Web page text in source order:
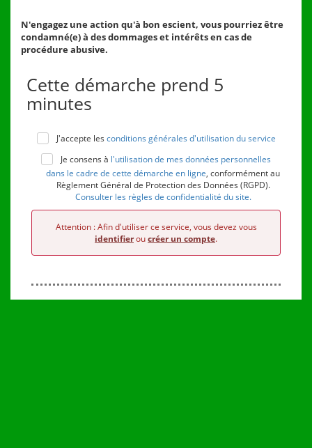
N'engagez une action qu'à bon escient, vous pourriez être
condamné(e) à des dommages et intérêts en cas de
procédure abusive.
Cette démarche prend 5
minutes
J'accepte les conditions générales d'utilisation du service
Je consens à l'utilisation de mes données personnelles
dans le cadre de cette démarche en ligne, conformément au
Règlement Général de Protection des Données (RGPD).
Consulter les règles de confidentialité du site.
Attention : Afin d'utiliser ce service, vous devez vous
identifieroucréer un compte.